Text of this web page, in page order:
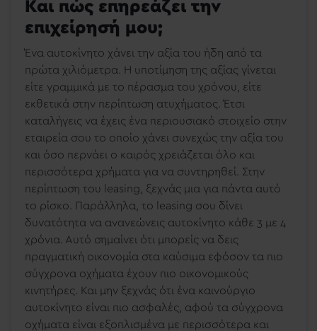
Και πώς επηρεάζει την
επιχείρησή μου;
Ένα αυτοκίνητο χάνει την αξία του ήδη από τα
πρώτα χιλιόμετρα. Η υποτίμηση της αξίας γίνεται
είτε γραμμικά με το πέρασμα του χρόνου, είτε
εκθετικά στην περίπτωση ατυχήματος. Έτσι
καταλήγεις να έχεις ένα περιουσιακό στοιχείο στην
εταιρεία σου το οποίο χάνει συνεχώς την αξία του
και όσο περνάει ο καιρός χρειάζεται όλο και
περισσότερα χρήματα για να συντηρηθεί. Στην
περίπτωση του leasing, ξεχνάς μια για πάντα αυτό
το ρίσκο. Παράλληλα, το leasing σου δίνει
δυνατότητα να ανανεώνεις αυτοκίνητο κάθε 3 με 4
χρόνια. Αυτό σημαίνει ότι μπορείς να δεις
πραγματική οικονομία στα καύσιμα εφόσον τα πιο
σύγχρονα οχήματα έχουν πιο οικονομικούς
κινητήρες. Και μην ξεχνάς ότι ένα καινούργιο
αυτοκίνητο είναι πιο ασφαλές, αφού τα σύγχρονα
οχήματα είναι εξοπλισμένα με περισσότερα και